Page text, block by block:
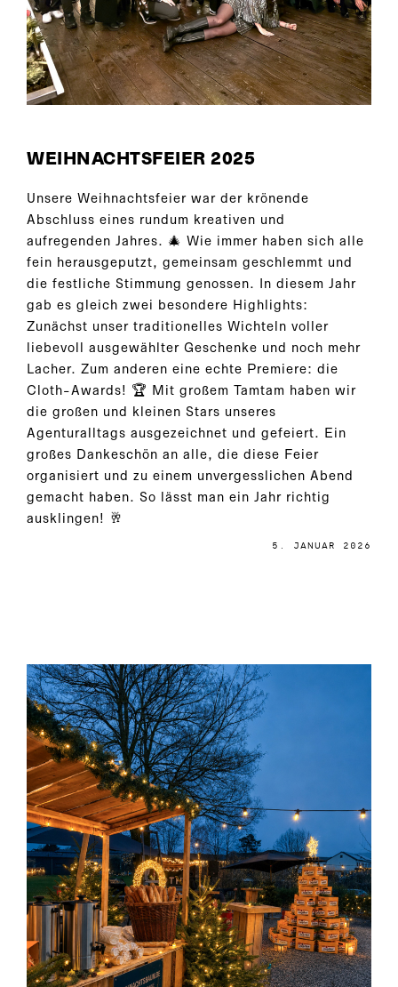
WEIHNACHTSFEIER 2025
Unsere Weihnachtsfeier war der krönende
Abschluss eines rundum kreativen und
aufregenden Jahres. 🎄 Wie immer haben sich alle
fein herausgeputzt, gemeinsam geschlemmt und
die festliche Stimmung genossen. In diesem Jahr
gab es gleich zwei besondere Highlights:
Zunächst unser traditionelles Wichteln voller
liebevoll ausgewählter Geschenke und noch mehr
Lacher. Zum anderen eine echte Premiere: die
Cloth-Awards! 🏆 Mit großem Tamtam haben wir
die großen und kleinen Stars unseres
Agenturalltags ausgezeichnet und gefeiert. Ein
großes Dankeschön an alle, die diese Feier
organisiert und zu einem unvergesslichen Abend
gemacht haben. So lässt man ein Jahr richtig
ausklingen! 🥂
5. JANUAR 2026